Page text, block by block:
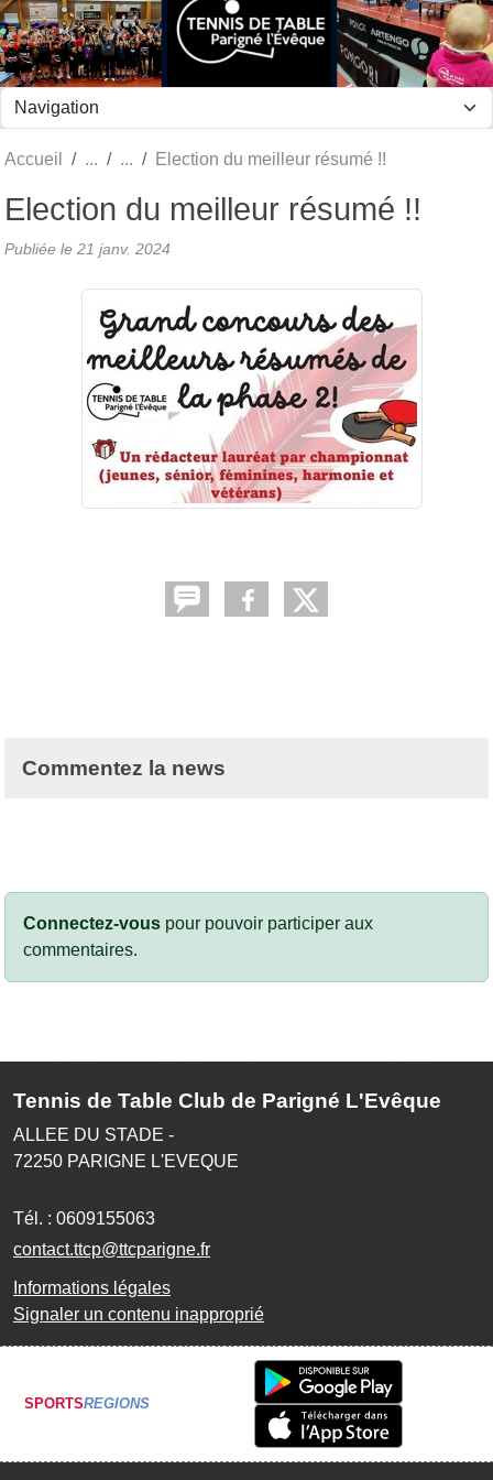
Accueil Election du meilleur résumé !!
Election du meilleur résumé !!
Publiée le 21 janv. 2024
Commentez la news
Connectez-vous pour pouvoir participer aux
commentaires.
Tennis de Table Club de Parigné L'Evêque
ALLEE DU STADE -
72250 PARIGNE L'EVEQUE
Tél. : 0609155063
contact.ttcp@ttcparigne.fr
Informations légales
Signaler un contenu inapproprié
SPORTSREGIONS
Panneau de gestion des cookies